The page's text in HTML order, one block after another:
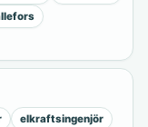
elkraftsingenjör